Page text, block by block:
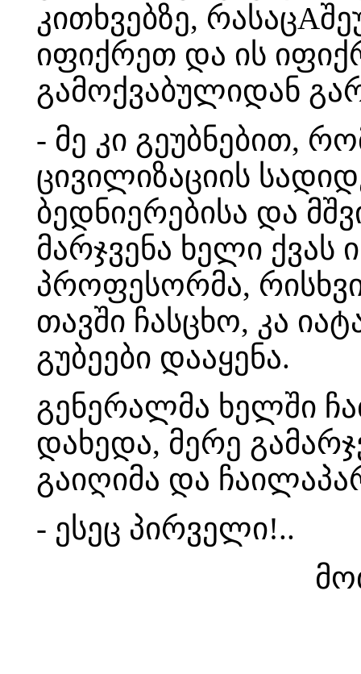
კითხვებზე,
იფიქრეთ და ის
გამოქვაბულიდან
- მე კი გეუბნებით,
ცივილიზაციის
ბედნიერებისა და
მარჯვენა ხელი ქვას
პროფესორმა,
თავში ჩასცხო, კა
გუბეები დააყენა.
გენერალმა ხელში
დახედა, მერე
გაიღიმა და
- ესეც პირველი!..